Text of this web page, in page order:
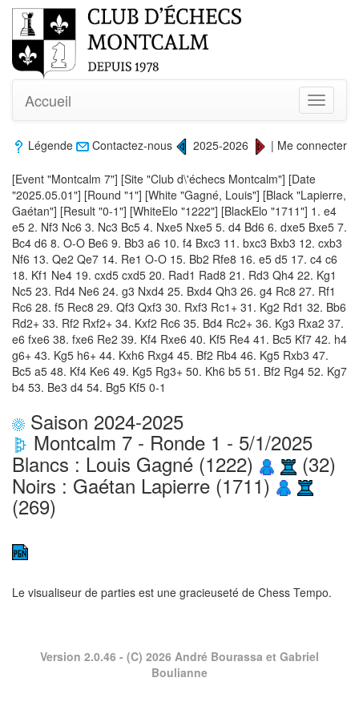
Toggle
Accueil
Légende Contactez-nous 2025-2026 | Me connecter
[Event "Montcalm 7"] [Site "Club d\'échecs Montcalm"] [Date
"2025.05.01"] [Round "1"] [White "Gagné, Louis"] [Black "Lapierre,
Gaétan"] [Result "0-1"] [WhiteElo "1222"] [BlackElo "1711"] 1. e4
e5 2. Nf3 Nc6 3. Nc3 Bc5 4. Nxe5 Nxe5 5. d4 Bd6 6. dxe5 Bxe5 7.
Bc4 d6 8. O-O Be6 9. Bb3 a6 10. f4 Bxc3 11. bxc3 Bxb3 12. cxb3
Nf6 13. Qe2 Qe7 14. Re1 O-O 15. Bb2 Rfe8 16. e5 d5 17. c4 c6
18. Kf1 Ne4 19. cxd5 cxd5 20. Rad1 Rad8 21. Rd3 Qh4 22. Kg1
Nc5 23. Rd4 Ne6 24. g3 Nxd4 25. Bxd4 Qh3 26. g4 Rc8 27. Rf1
Rc6 28. f5 Rec8 29. Qf3 Qxf3 30. Rxf3 Rc1+ 31. Kg2 Rd1 32. Bb6
Rd2+ 33. Rf2 Rxf2+ 34. Kxf2 Rc6 35. Bd4 Rc2+ 36. Kg3 Rxa2 37.
e6 fxe6 38. fxe6 Re2 39. Kf4 Rxe6 40. Kf5 Re4 41. Bc5 Kf7 42. h4
g6+ 43. Kg5 h6+ 44. Kxh6 Rxg4 45. Bf2 Rb4 46. Kg5 Rxb3 47.
Bc5 a5 48. Kf4 Ke6 49. Kg5 Rg3+ 50. Kh6 b5 51. Bf2 Rg4 52. Kg7
b4 53. Be3 d4 54. Bg5 Kf5 0-1
Saison 2024-2025
Montcalm 7 - Ronde 1 - 5/1/2025
Blancs : Louis Gagné (1222) (32)
Noirs : Gaétan Lapierre (1711)
(269)
Le visualiseur de parties est une gracieuseté de Chess Tempo.
Version 2.0.46 - (C) 2026 André Bourassa et Gabriel
Boulianne